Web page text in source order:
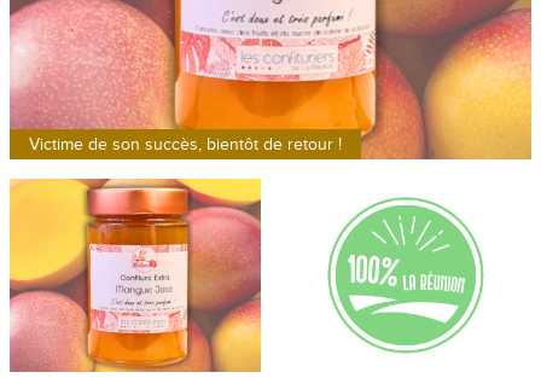
Victime de son succès, bientôt de retour !